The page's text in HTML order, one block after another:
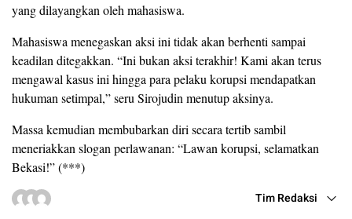
yang dilayangkan oleh mahasiswa.
Mahasiswa menegaskan aksi ini tidak akan berhenti sampai
keadilan ditegakkan. “Ini bukan aksi terakhir! Kami akan terus
mengawal kasus ini hingga para pelaku korupsi mendapatkan
hukuman setimpal,” seru Sirojudin menutup aksinya.
Massa kemudian membubarkan diri secara tertib sambil
meneriakkan slogan perlawanan: “Lawan korupsi, selamatkan
Bekasi!” (***)
Tim Redaksi